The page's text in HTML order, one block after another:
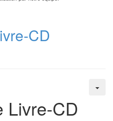
CD
Livre-CD